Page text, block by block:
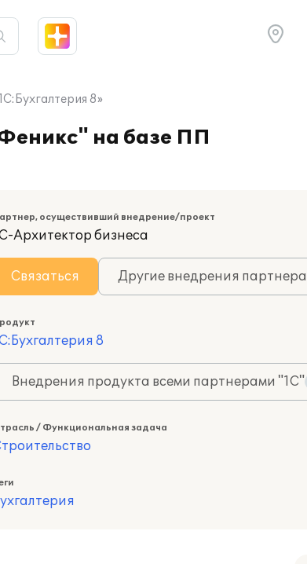
8»
на базе ПП
осуществивший внедрение/проект
Архитектор бизнеса
Связаться Другие внедрения партнера
8
Внедрения продукта всеми партнерами "1С"
/ Функциональная задача